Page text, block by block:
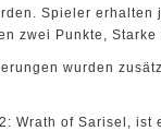
Spieler erhalten
zwei Punkte, Starke
wurden
Wrath of Sarisel,